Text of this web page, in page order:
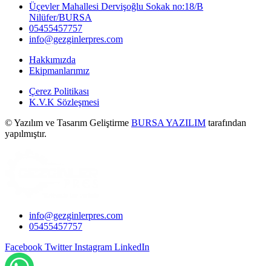
Üçevler Mahallesi Dervişoğlu Sokak no:18/B
Nilüfer/BURSA
05455457757
info@gezginlerpres.com
Hakkımızda
Ekipmanlarımız
Çerez Politikası
K.V.K Sözleşmesi
©Yazılım ve Tasarım Geliştirme BURSA YAZILIM tarafından
yapılmıştır.
info@gezginlerpres.com
05455457757
Facebook Twitter Instagram LinkedIn